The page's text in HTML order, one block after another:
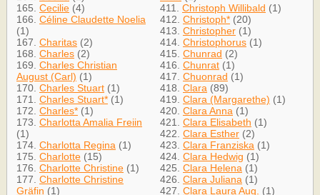
165. Cecilie (4)
166. Céline Claudette Noelia
(1)
167. Charitas (2)
168. Charles (2)
169. Charles Christian
August (Carl) (1)
170. Charles Stuart (1)
171. Charles Stuart* (1)
172. Charles* (1)
173. Charlotta Amalia Freiin
(1)
174. Charlotta Regina (1)
175. Charlotte (15)
176. Charlotte Christine (1)
177. Charlotte Christine
Gräfin (1)
411. Christoph Willibald (1)
412. Christoph* (20)
413. Christopher (1)
414. Christophorus (1)
415. Chunrad (2)
416. Chunrat (1)
417. Chuonrad (1)
418. Clara (89)
419. Clara (Margarethe) (1)
420. Clara Anna (1)
421. Clara Elisabeth (1)
422. Clara Esther (2)
423. Clara Franziska (1)
424. Clara Hedwig (1)
425. Clara Helena (1)
426. Clara Juliana (1)
427. Clara Laura Aug.
(1)